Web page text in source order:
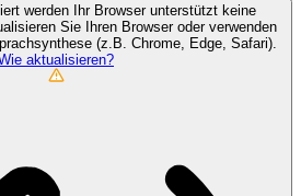
werden Ihr Browser unterstützt keine
Sie Ihren Browser oder verwenden
(z.B. Chrome, Edge, Safari).
aktualisieren?